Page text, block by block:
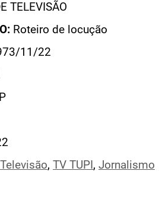
TELEVISÃO
Roteiro de locução
11/22
Televisão, TV TUPI , Jornalismo